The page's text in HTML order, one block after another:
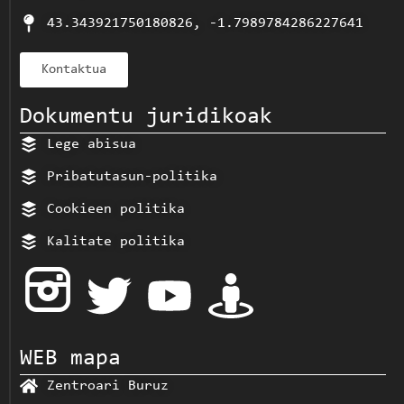
43.343921750180826, -1.7989784286227641
Kontaktua
Dokumentu juridikoak
Lege abisua
Pribatutasun-politika
Cookieen politika
Kalitate politika
WEB mapa
Zentroari Buruz